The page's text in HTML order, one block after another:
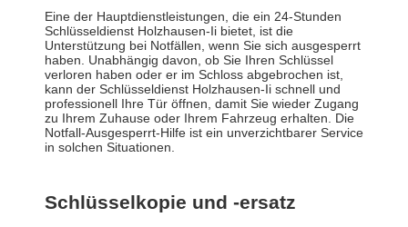
Eine der Hauptdienstleistungen, die ein 24-Stunden
Schlüsseldienst Holzhausen-Ii bietet, ist die
Unterstützung bei Notfällen, wenn Sie sich ausgesperrt
haben. Unabhängig davon, ob Sie Ihren Schlüssel
verloren haben oder er im Schloss abgebrochen ist,
kann der Schlüsseldienst Holzhausen-Ii schnell und
professionell Ihre Tür öffnen, damit Sie wieder Zugang
zu Ihrem Zuhause oder Ihrem Fahrzeug erhalten. Die
Notfall-Ausgesperrt-Hilfe ist ein unverzichtbarer Service
in solchen Situationen.
Schlüsselkopie und -ersatz